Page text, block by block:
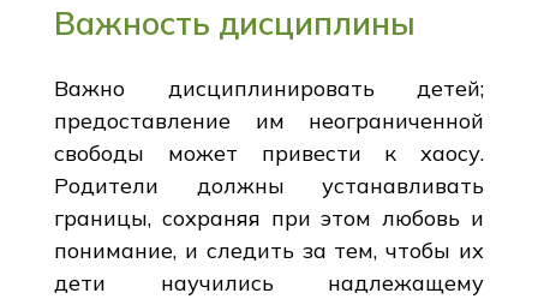
Важность дисциплины
Важно дисциплинировать детей;
предоставление им неограниченной
свободы может привести к хаосу.
Родители должны устанавливать
границы, сохраняя при этом любовь и
понимание, и следить за тем, чтобы их
дети научились надлежащему